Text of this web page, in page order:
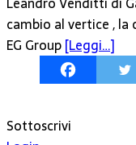
cambio al vertice ,
EG Group[Leggi…]
Sottoscrivi